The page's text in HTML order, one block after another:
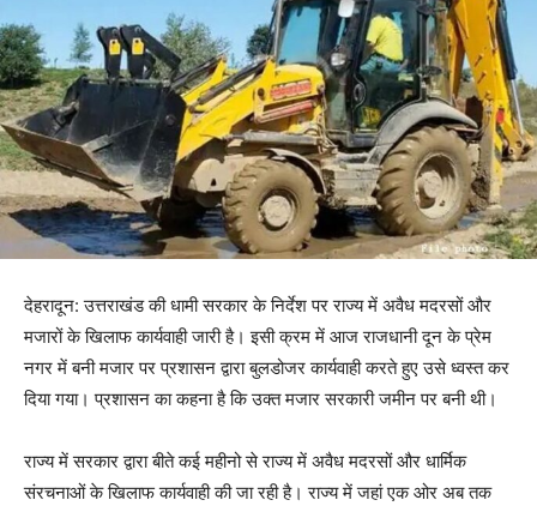
देहरादून: उत्तराखंड की धामी सरकार के निर्देश पर राज्य में अवैध मदरसों और
मजारों के खिलाफ कार्यवाही जारी है। इसी क्रम में आज राजधानी दून के प्रेम
नगर में बनी मजार पर प्रशासन द्वारा बुलडोजर कार्यवाही करते हुए उसे ध्वस्त कर
दिया गया। प्रशासन का कहना है कि उक्त मजार सरकारी जमीन पर बनी थी।
राज्य में सरकार द्वारा बीते कई महीनो से राज्य में अवैध मदरसों और धार्मिक
संरचनाओं के खिलाफ कार्यवाही की जा रही है। राज्य में जहां एक ओर अब तक